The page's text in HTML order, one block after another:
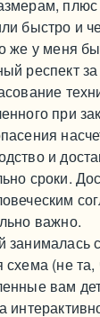
быстро и
же у меня
респект
при
и
сроки.
важно.
занималась
схема (не та,
вам